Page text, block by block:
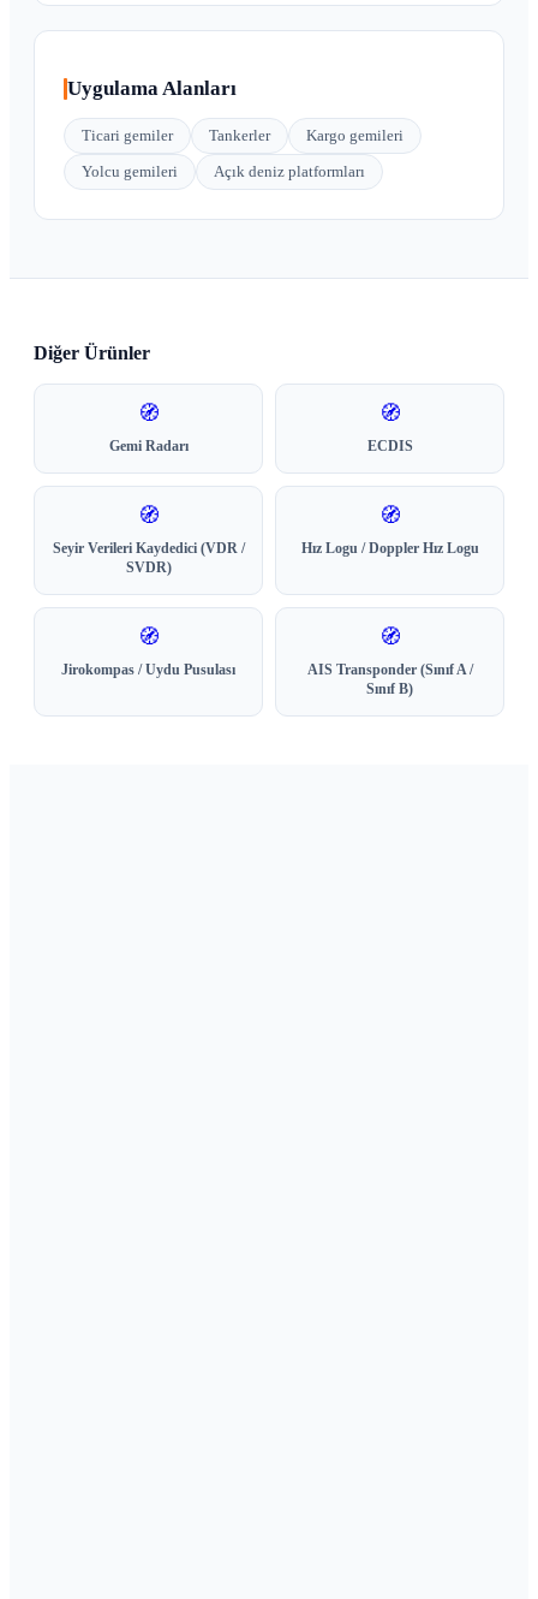
Uygulama Alanları
Ticari gemiler Tankerler
Kargo gemileri
Yolcu gemileri
Açık deniz platformları
Diğer Ürünler
🧭
Gemi Radarı
🧭
ECDIS
🧭
Seyir Verileri Kaydedici (VDR /
SVDR)
🧭
Hız Logu / Doppler Hız Logu
🧭
Jirokompas / Uydu Pusulası
🧭
AIS Transponder (Sınıf A /
Sınıf B)